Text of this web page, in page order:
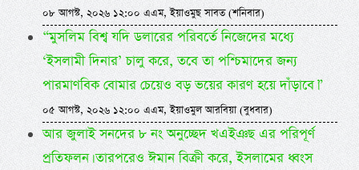
০৮ আগস্ট, ২০২৬ ১২:০০ এএম, ইয়াওমুছ সাবত (শনিবার)
“মুসলিম বিশ্ব যদি ডলারের পরিবর্তে নিজেদের মধ্যে
‘ইসলামী দিনার’ চালু করে, তবে তা পশ্চিমাদের জন্য
পারমাণবিক বোমার চেয়েও বড় ভয়ের কারণ হয়ে দাঁড়াবে।”
০৫ আগস্ট, ২০২৬ ১২:০০ এএম, ইয়াওমুল আরবিয়া (বুধবার)
আর জুলাই সনদের ৮ নং অনুচ্ছেদ খএইঞছ এর পরিপূর্ণ
প্রতিফলন। তারপরেও ঈমান বিক্রী করে, ইসলামের ধ্বংস